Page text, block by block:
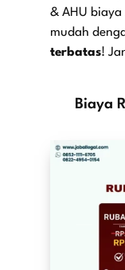
& AHU biaya
mudah
terbatas!
Biaya